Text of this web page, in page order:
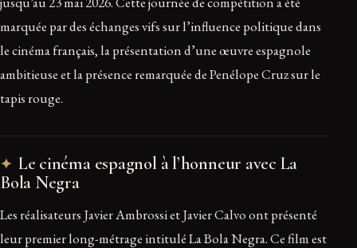
marquée par des échanges vifs sur l’influence politique dans
le cinéma français, la présentation d’une œuvre espagnole
ambitieuse et la présence remarquée de Penélope Cruz sur le
tapis rouge.
Le cinéma espagnol à l’honneur avec La
Bola Negra
Les réalisateurs Javier Ambrossi et Javier Calvo ont présenté
leur premier long-métrage intitulé La Bola Negra. Ce film est